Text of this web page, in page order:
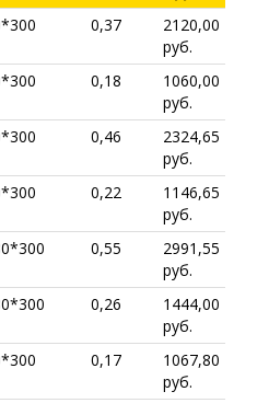
0,37
2120,00
руб.
0,18
1060,00
руб.
0,46
2324,65
руб.
0,22
1146,65
руб.
0,55
2991,55
руб.
0,26
1444,00
руб.
0,17
1067,80
руб.